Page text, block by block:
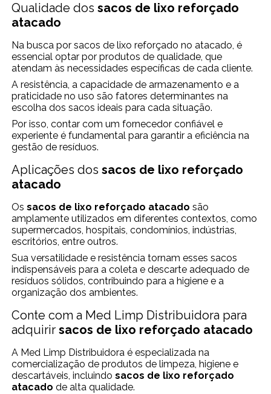
Qualidade dossacos de lixo reforçado
atacado
Na busca por sacos de lixo reforçado no atacado, é
essencial optar por produtos de qualidade, que
atendam às necessidades específicas de cada cliente.
A resistência, a capacidade de armazenamento e a
praticidade no uso são fatores determinantes na
escolha dos sacos ideais para cada situação.
Por isso, contar com um fornecedor confiável e
experiente é fundamental para garantir a eficiência na
gestão de resíduos.
Aplicações dossacos de lixo reforçado
atacado
Ossacos de lixo reforçado atacado são
amplamente utilizados em diferentes contextos, como
supermercados, hospitais, condomínios, indústrias,
escritórios, entre outros.
Sua versatilidade e resistência tornam esses sacos
indispensáveis para a coleta e descarte adequado de
resíduos sólidos, contribuindo para a higiene e a
organização dos ambientes.
Conte com a Med Limp Distribuidora para
adquirirsacos de lixo reforçado atacado
A Med Limp Distribuidora é especializada na
comercialização de produtos de limpeza, higiene e
descartáveis, incluindosacos de lixo reforçado
atacado de alta qualidade.